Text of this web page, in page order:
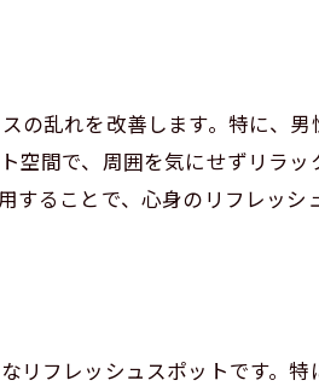
ジ
の乱れを改善します。特に、男
空間で、周囲を気にせずリラッ
することで、心身のリフレッシ
リフレッシュスポットです。特